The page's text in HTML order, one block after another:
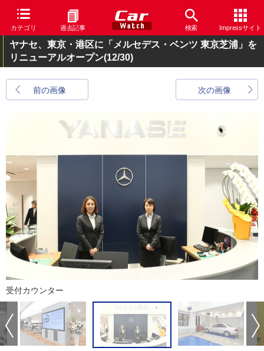
カテゴリ 過去記事 検索 Impressサイト
ヤナセ、東京・港区に「メルセデス・ベンツ 東京芝浦」を
リニューアルオープン(12/30)
前の画像 次の画像
受付カウンター